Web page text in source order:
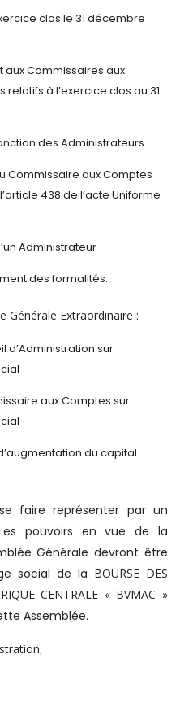
clos le 31 décembre
aux Commissaires aux
à l’exercice clos au 31
des Administrateurs
Commissaire aux Comptes
438 de l’acte Uniforme
Administrateur
des formalités.
Générale Extraordinaire :
d’Administration sur
aux Comptes sur
du capital
faire représenter par un
pouvoirs en vue de la
Générale devront être
social de la BOURSE DES
CENTRALE « BVMAC »
Assemblée.